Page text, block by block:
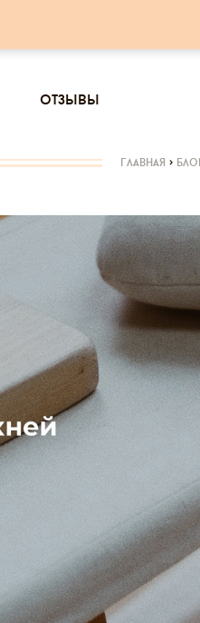
отзывы
главная > блог